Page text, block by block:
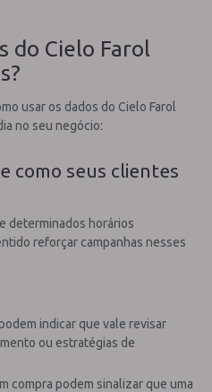
do Cielo Farol
usar os dados do Cielo Farol
no seu negócio:
como seus clientes
determinados horários
reforçar campanhas nesses
indicar que vale revisar
ou estratégias de
compra podem sinalizar que uma